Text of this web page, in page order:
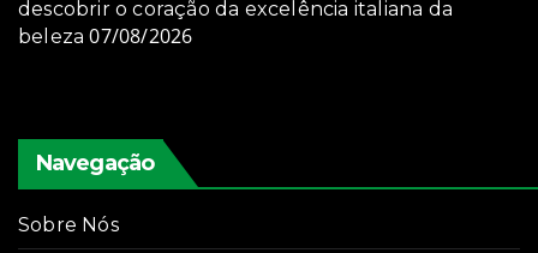
descobrir o coração da excelência italiana da
beleza 07/08/2026
Navegação
Sobre Nós